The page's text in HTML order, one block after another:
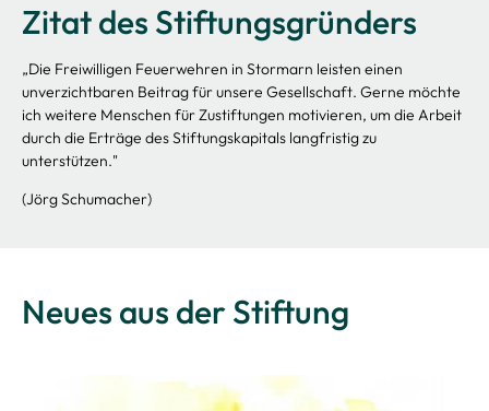
Zitat des Stiftungsgründers
„Die Freiwilligen Feuerwehren in Stormarn leisten einen
unverzichtbaren Beitrag für unsere Gesellschaft. Gerne möchte
ich weitere Menschen für Zustiftungen motivieren, um die Arbeit
durch die Erträge des Stiftungskapitals langfristig zu
unterstützen."
(Jörg Schumacher)
Neues aus der Stiftung